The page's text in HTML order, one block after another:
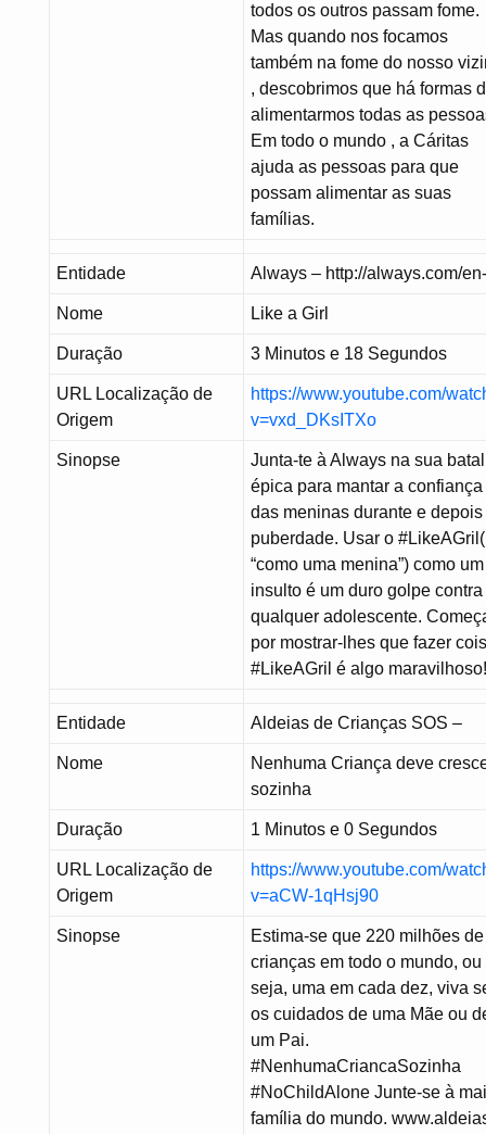
todos os outros passam fome.
Mas quando nos focamos
também na fome do nosso
, descobrimos que há formas
alimentarmos todas as
Em todo o mundo , a Cáritas
ajuda as pessoas para que
possam alimentar as suas
famílias.
Entidade Always – http://always.com/
Nome Like a Girl
Duração 3 Minutos e 18 Segundos
URL Localização de
Origem
https://www.youtube.com/
v=vxd_DKsITXo
Sinopse
Junta-te à Always na sua
épica para mantar a confiança
das meninas durante e depois
puberdade. Usar o #LikeAGril(
“como uma menina”) como um
insulto é um duro golpe contra
qualquer adolescente.
por mostrar-lhes que fazer
#LikeAGril é algo
Entidade Aldeias de Crianças SOS –
Nome
Nenhuma Criança deve
sozinha
Duração 1 Minutos e 0 Segundos
URL Localização de
Origem
https://www.youtube.com/
v=aCW-1qHsj90
Sinopse
Estima-se que 220 milhões de
crianças em todo o mundo, ou
seja, uma em cada dez, viva
os cuidados de uma Mãe ou
um Pai.
#NenhumaCriancaSozinha
#NoChildAlone Junte-se à
família do mundo.